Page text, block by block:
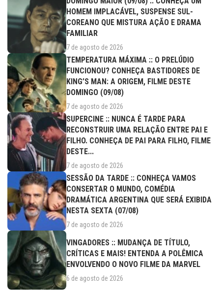
HOMEM IMPLACÁVEL, SUSPENSE SUL-
COREANO QUE MISTURA AÇÃO E DRAMA
FAMILIAR
7 de agosto de 2026
TEMPERATURA MÁXIMA :: O PRELÚDIO
FUNCIONOU? CONHEÇA BASTIDORES DE
KING’S MAN: A ORIGEM, FILME DESTE
DOMINGO (09/08)
7 de agosto de 2026
SUPERCINE :: NUNCA É TARDE PARA
RECONSTRUIR UMA RELAÇÃO ENTRE PAI E
FILHO. CONHEÇA DE PAI PARA FILHO, FILME
DESTE...
7 de agosto de 2026
SESSÃO DA TARDE :: CONHEÇA VAMOS
CONSERTAR O MUNDO, COMÉDIA
DRAMÁTICA ARGENTINA QUE SERÁ EXIBIDA
NESTA SEXTA (07/08)
7 de agosto de 2026
VINGADORES :: MUDANÇA DE TÍTULO,
CRÍTICAS E MAIS! ENTENDA A POLÊMICA
ENVOLVENDO O NOVO FILME DA MARVEL
6 de agosto de 2026